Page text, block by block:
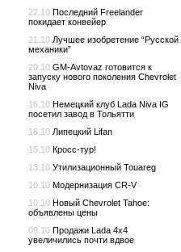
22.10 Последний Freelander
покидает конвейер
21.10 Лучшее изобретение “Русской
механики”
20.10 GM-Avtovaz готовится к
запуску нового поколения Chevrolet
Niva
16.10 Немецкий клуб Lada Niva IG
посетил завод в Тольятти
16.10 Липецкий Lifan
15.10 Кросс-тур!
13.10 Утилизационный Touareg
10.10 Модернизация CR-V
10.10 Новый Chevrolet Tahoe:
объявлены цены
09.10 Продажи Lada 4x4
увеличились почти вдвое